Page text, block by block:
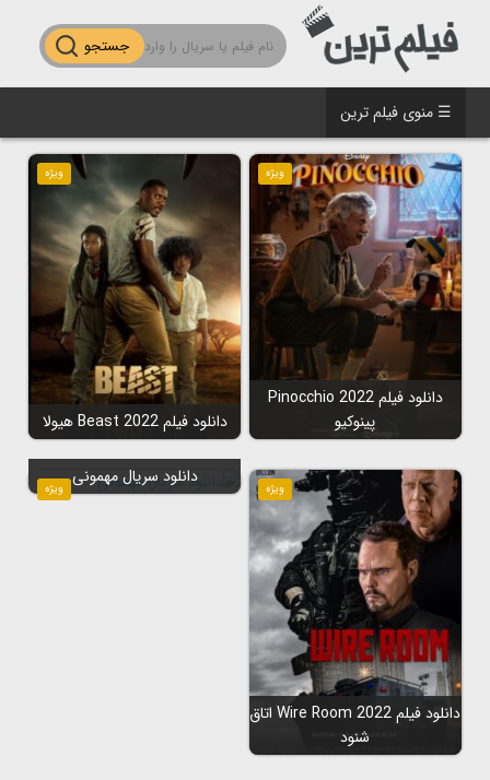
جستجو
☰ منوی فیلم ترین
ویژه
دانلود فیلم Pinocchio 2022
پینوکیو
ویژه
دانلود فیلم Beast 2022 هیولا
ویژه
دانلود فیلم Wire Room 2022 اتاق
شنود
ویژه
دانلود سریال مهمونی